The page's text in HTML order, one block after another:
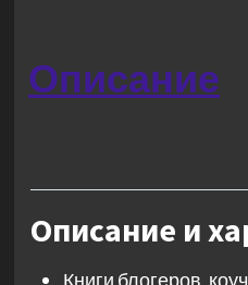
Описание
Описание и
Книги блогеров,